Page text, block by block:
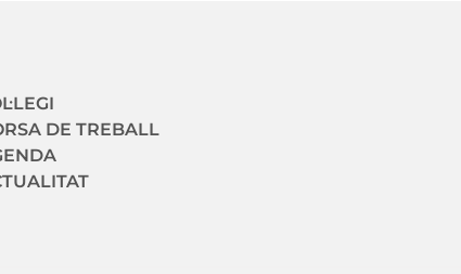
secundaria
DE TREBALL